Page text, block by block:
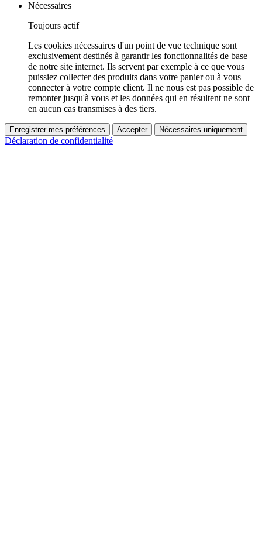
Nécessaires
Toujours actif
Les cookies nécessaires d'un point de vue technique sont
exclusivement destinés à garantir les fonctionnalités de base
de notre site internet. Ils servent par exemple à ce que vous
puissiez collecter des produits dans votre panier ou à vous
connecter à votre compte client. Il ne nous est pas possible de
remonter jusqu'à vous et les données qui en résultent ne sont
en aucun cas transmises à des tiers.
Enregistrer mes préférences Accepter Nécessaires uniquement
Déclaration de confidentialité